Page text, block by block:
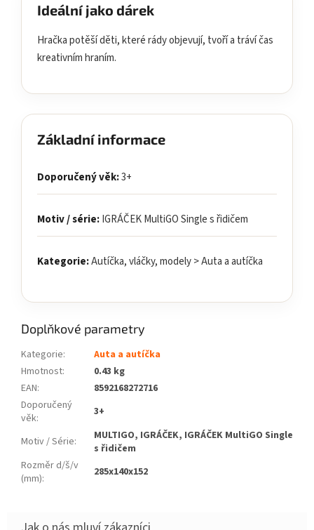
Ideální jako dárek
Hračka potěší děti, které rády objevují, tvoří a tráví čas
kreativním hraním.
Základní informace
Doporučený věk:3+
Motiv / série:IGRÁČEK MultiGO Single s řidičem
Kategorie:Autíčka, vláčky, modely > Auta a autíčka
Doplňkové parametry
Kategorie:
Auta a autíčka
Hmotnost:
0.43 kg
EAN:
8592168272716
Doporučený
věk: 3+
Motiv / Série:
MULTIGO, IGRÁČEK, IGRÁČEK MultiGO Single
s řidičem
Rozměr d/š/v
(mm): 285x140x152